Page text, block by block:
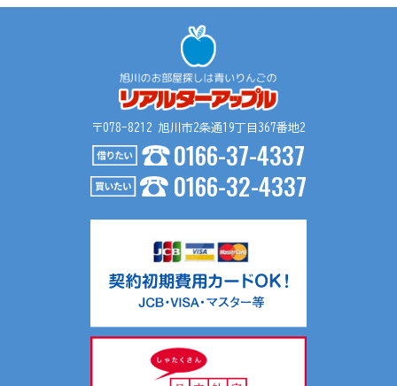
〒078-8212 旭川市2条通19丁目367番地2
0166-37-4337
0166-32-4337